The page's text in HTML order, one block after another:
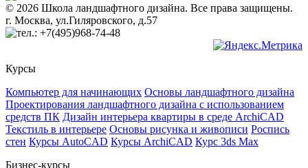
© 2026 Школа ландшафтного дизайна. Все права защищены.
г. Москва, ул.Гиляровского, д.57
+7(495)968-74-48
Курсы
Компьютер для начинающих Основы ландшафтного дизайна
Проектирования ландшафтного дизайна с использованием
средств ПК Дизайн интерьера квартиры в среде ArchiCAD
Текстиль в интерьере Основы рисунка и живописи Роспись
стен Курсы AutoCAD Курсы ArchiCAD Курс 3ds Max
Бизнес-курсы